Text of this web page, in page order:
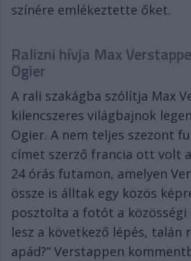
színére emlékeztette őket.
Ralizni hívja Max
Ogier
A rali szakágba szólítja Max
kilencszeres világbajnok
Ogier. A nem teljes szezont
címet szerző francia ott volt
24 órás futamon, amelyen
össze is álltak egy közös
posztolta a fotót a közösségi
lesz a következő lépés, talán
apád?” Verstappen